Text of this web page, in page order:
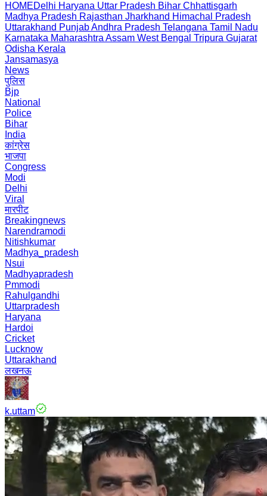
HOMEDelhi Haryana Uttar Pradesh Bihar Chhattisgarh
Madhya Pradesh Rajasthan Jharkhand Himachal Pradesh
Uttarakhand PunjabAndhra Pradesh Telangana Tamil Nadu
Karnataka Maharashtra Assam West Bengal Tripura Gujarat
Odisha Kerala
Jansamasya
News
पुलिस
Bjp
National
Police
Bihar
India
कांग्रेस
भाजपा
Congress
Modi
Delhi
Viral
मारपीट
Breakingnews
Narendramodi
Nitishkumar
Madhya_pradesh
Nsui
Madhyapradesh
Pmmodi
Rahulgandhi
Uttarpradesh
Haryana
Hardoi
Cricket
Lucknow
Uttarakhand
लखनऊ
k.uttam